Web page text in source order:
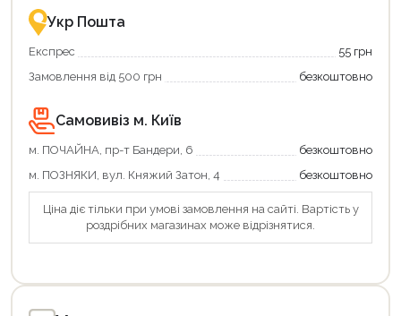
зручно
та
Укр Пошта
Експрес
55 грн
Замовлення від 500 грн
безкоштовно
Самовивіз м. Київ
м. ПОЧАЙНА, пр-т Бандери, 6
безкоштовно
м. ПОЗНЯКИ, вул. Княжий Затон, 4
безкоштовно
Ціна діє тільки при умові замовлення на сайті. Вартість у
роздрібних магазинах може відрізнятися.